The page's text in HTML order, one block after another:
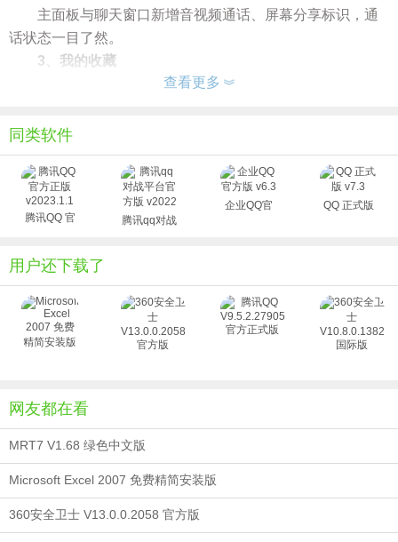
主面板与聊天窗口新增音视频通话、屏幕分享标识，通
话状态一目了然。
3、我的收藏
主面板“我的收藏”功能支持分类查看，内容更清晰，查找
4、qq全新视觉，我的手机页
我的手机页，电脑手机无缝对接，由内而外，化繁为
简，全面提提升阅读与沟通的效率，冰川蓝色，纯净灵动，
丰富场景秀彰显口味定义时尚。
5、qq入住outlook
6、文档远程演示
想不想在线和好友进行文档演讲呢？现在通过qq即可进
行远程演示和演讲文档内容了。
7、截图马赛克
8、文档演示
可以异地分享你的个人文档，还有编辑文档和进行分
享。
软件特色
1、趣•轻快沟通
全新视觉改版，给你焕然一新的PCQQ。
查看更多
同类软件
腾讯QQ 官
腾讯qq对战
企业QQ官
QQ 正式版
用户还下载了
网友都在看
MRT7 V1.68 绿色中文版
Microsoft Excel 2007 免费精简安装版
360安全卫士 V13.0.0.2058 官方版